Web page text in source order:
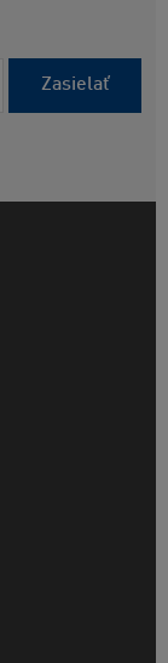
Zasielať